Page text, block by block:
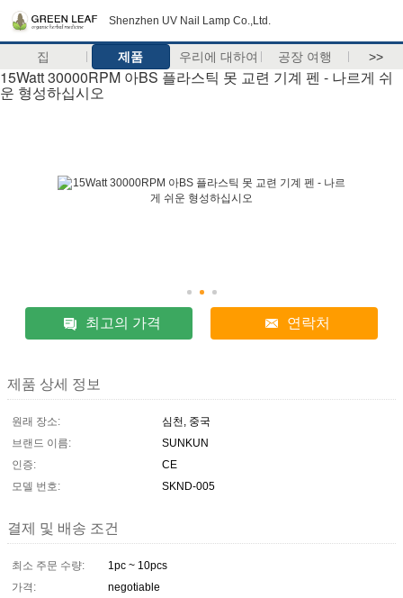
Shenzhen UV Nail Lamp Co.,Ltd.
집 제품 우리에 대하여 공장 여행 >>
15Watt 30000RPM 아BS 플라스틱 못 교련 기계 펜 - 나르게 쉬
운 형성하십시오
최고의 가격 연락처
제품 상세 정보
원래 장소:
심천, 중국
브랜드 이름:
SUNKUN
인증:
CE
모델 번호:
SKND-005
결제 및 배송 조건
최소 주문 수량:
1pc ~ 10pcs
가격:
negotiable